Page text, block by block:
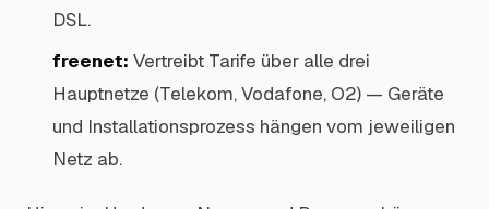
DSL.
freenet: Vertreibt Tarife über alle drei
Hauptnetze (Telekom, Vodafone, O2) — Geräte
und Installationsprozess hängen vom jeweiligen
Netz ab.